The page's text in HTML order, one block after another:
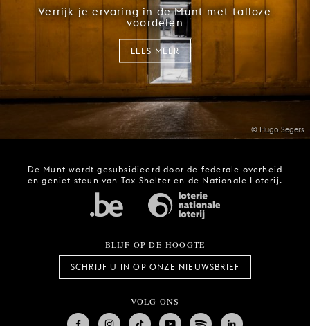
© Hugo Segers
Verrijk je ervaring in de Munt met talloze
voordelen
LEES MEER
De Munt wordt gesubsidieerd door de federale overheid
en geniet steun van Tax Shelter en de Nationale Loterij.
BLIJF OP DE HOOGTE
SCHRIJF U IN OP ONZE NIEUWSBRIEF
VOLG ONS